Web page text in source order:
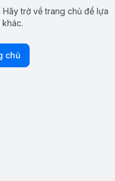
trở về trang chủ để lựa
khác.
chủ